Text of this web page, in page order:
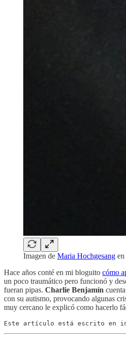
Imagen de Maria Hochgesang en
Hace años conté en mi bloguito cómo
un poco traumático pero funcionó y
fueran pipas. Charlie Benjamín
con su autismo, provocando algunas
muy cercano le explicó como hacerlo
Este artículo está escrito en